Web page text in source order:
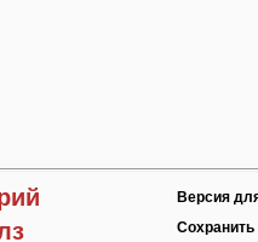
Версия
Сохранить